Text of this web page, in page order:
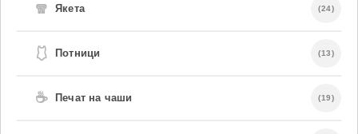
🧣 Якета (24)
🩱 Потници (13)
☕ Печат на чаши (19)